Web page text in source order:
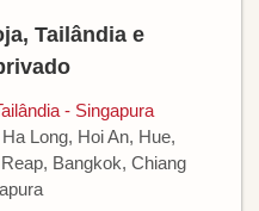
Tailândia e
- Singapura
Long, Hoi An, Hue,
Bangkok, Chiang